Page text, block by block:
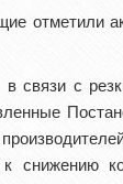
отметили
связи с